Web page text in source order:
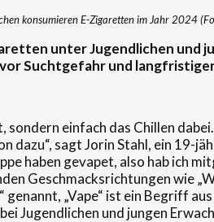
konsumieren E-Zigaretten im Jahr 2024
unter Jugendlichen
Suchtgefahr und
sondern einfach das Chillen
dazu“, sagt Jorin Stahl, ein 19-
haben gevapet, also hab ich
Geschmacksrichtungen wie
genannt, „Vape“ ist ein Begriff
Jugendlichen und jungen